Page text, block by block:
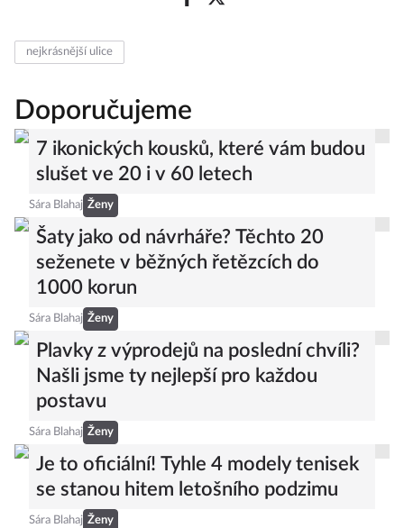
nejkrásnější ulice
Doporučujeme
7 ikonických kousků, které vám budou
slušet ve 20 i v 60 letech
Sára Blahaj Ženy
Šaty jako od návrháře? Těchto 20
seženete v běžných řetězcích do
1000 korun
Sára Blahaj Ženy
Plavky z výprodejů na poslední chvíli?
Našli jsme ty nejlepší pro každou
postavu
Sára Blahaj Ženy
Je to oficiální! Tyhle 4 modely tenisek
se stanou hitem letošního podzimu
Sára Blahaj Ženy